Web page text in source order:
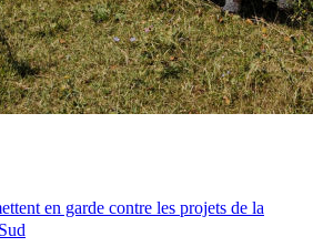
en garde contre les projets de la